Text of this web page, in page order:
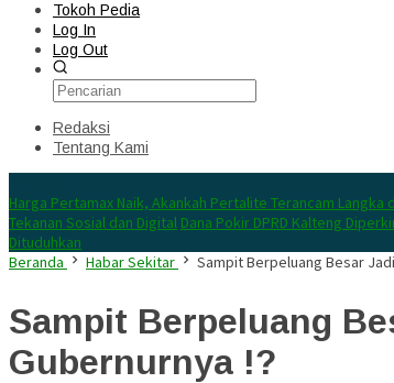
Tokoh Pedia
Log In
Log Out
Redaksi
Tentang Kami
Harga Pertamax Naik, Akankah Pertalite Terancam Langka
Tekanan Sosial dan Digital Dana Pokir DPRD Kalteng
Dituduhkan
Beranda
Habar Sekitar Sampit Berpeluang Besar
Sampit Berpeluang
Gubernurnya !?